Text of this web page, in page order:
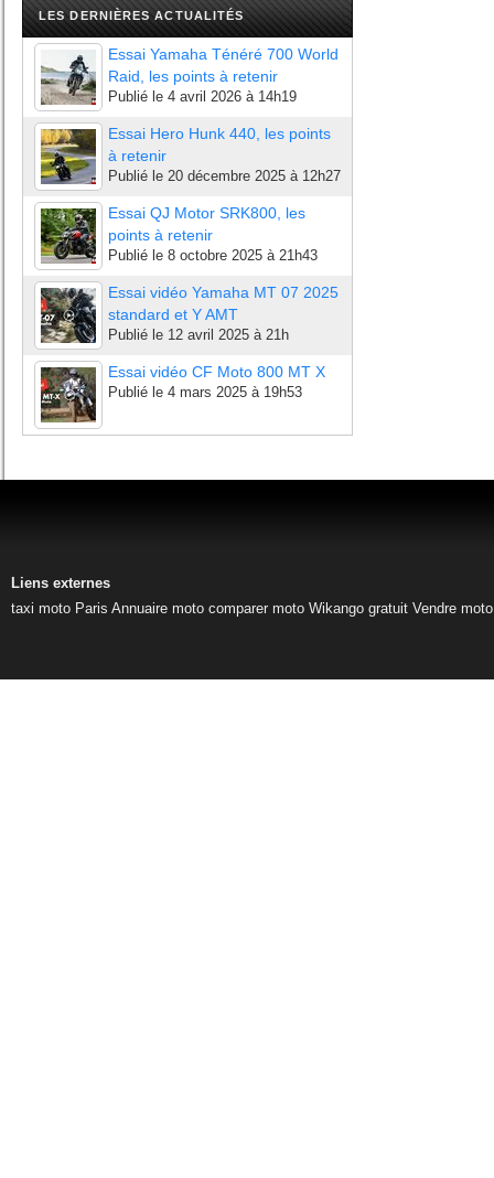
LES DERNIÈRES ACTUALITÉS
Essai Yamaha Ténéré 700 World
Raid, les points à retenir
Publié le 4 avril 2026 à 14h19
Essai Hero Hunk 440, les points
à retenir
Publié le 20 décembre 2025 à 12h27
Essai QJ Motor SRK800, les
points à retenir
Publié le 8 octobre 2025 à 21h43
Essai vidéo Yamaha MT 07 2025
standard et Y AMT
Publié le 12 avril 2025 à 21h
Essai vidéo CF Moto 800 MT X
Publié le 4 mars 2025 à 19h53
Liens externes
taxi moto Paris Annuaire moto comparer moto Wikango gratuit Vendre moto